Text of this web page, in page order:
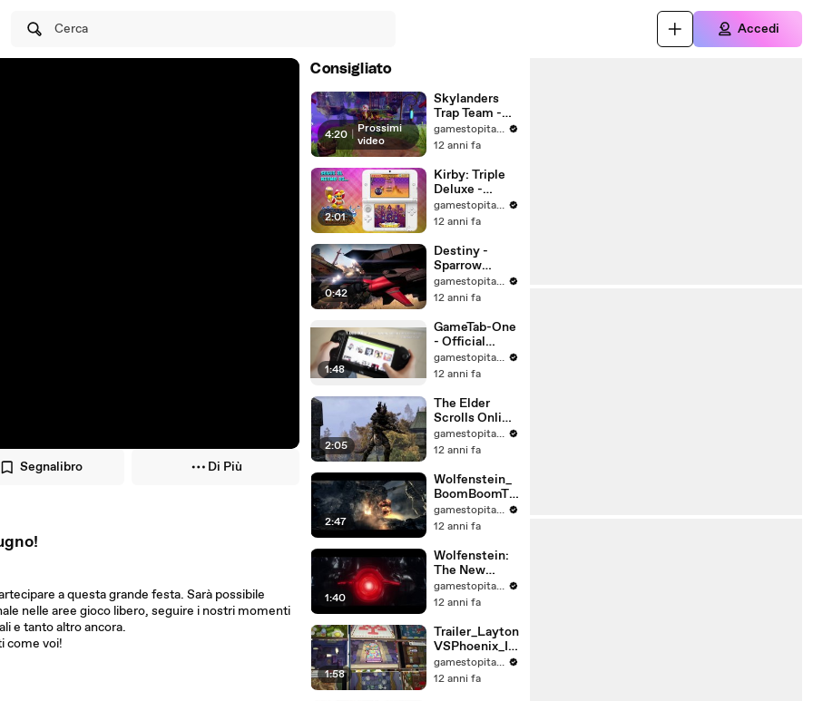
Cerca Accedi
Segnalibro Di Più
a questa grande festa. Sarà possibile
nelle aree gioco libero, seguire i nostri momenti
e tanto altro ancora.
come voi!
Consigliato
4:20
Prossimi
video
Skylanders
Trap Team -
MagicCrystal
Reveal Trailer
Activision
gamestopitalia
12 anni fa
2:01
Kirby: Triple
Deluxe -
Newcomers
Trailer - da
gamestopitalia
12 anni fa
0:42
Destiny -
Sparrow
Trailer - da
Activision
gamestopitalia
12 anni fa
1:48
GameTab-One
- Official
Trailer - da
BigBen
gamestopitalia
12 anni fa
2:05
The Elder
Scrolls Online
- War in
Cyrodiil - da
gamestopitalia
12 anni fa
2:47
Wolfenstein_
BoomBoomTr
ailerST_ITALY
_forTranscode
gamestopitalia
12 anni fa
1:40
Wolfenstein:
The New
Order -
Announce
Bethesda
gamestopitalia
12 anni fa
1:58
Trailer_Layton
VSPhoenix_IT
_YT
gamestopitalia
12 anni fa